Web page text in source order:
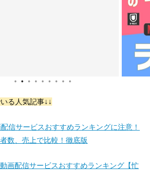
● ● ● ● ● ● ● ● ●
る人気記事↓↓
配信サービスおすすめランキングに注意！
数、売上で比較！徹底版
画配信サービスおすすめランキング【忙